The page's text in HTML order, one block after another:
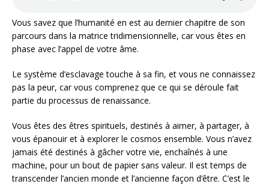
Vous savez que l’humanité en est au dernier chapitre de son
parcours dans la matrice tridimensionnelle, car vous êtes en
phase avec l’appel de votre âme.
Le système d’esclavage touche à sa fin, et vous ne connaissez
pas la peur, car vous comprenez que ce qui se déroule fait
partie du processus de renaissance.
Vous êtes des êtres spirituels, destinés à aimer, à partager, à
vous épanouir et à explorer le cosmos ensemble. Vous n’avez
jamais été destinés à gâcher votre vie, enchaînés à une
machine, pour un bout de papier sans valeur. Il est temps de
transcender l’ancien monde et l’ancienne façon d’être. C’est le